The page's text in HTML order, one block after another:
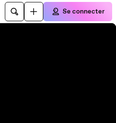
Se connecter